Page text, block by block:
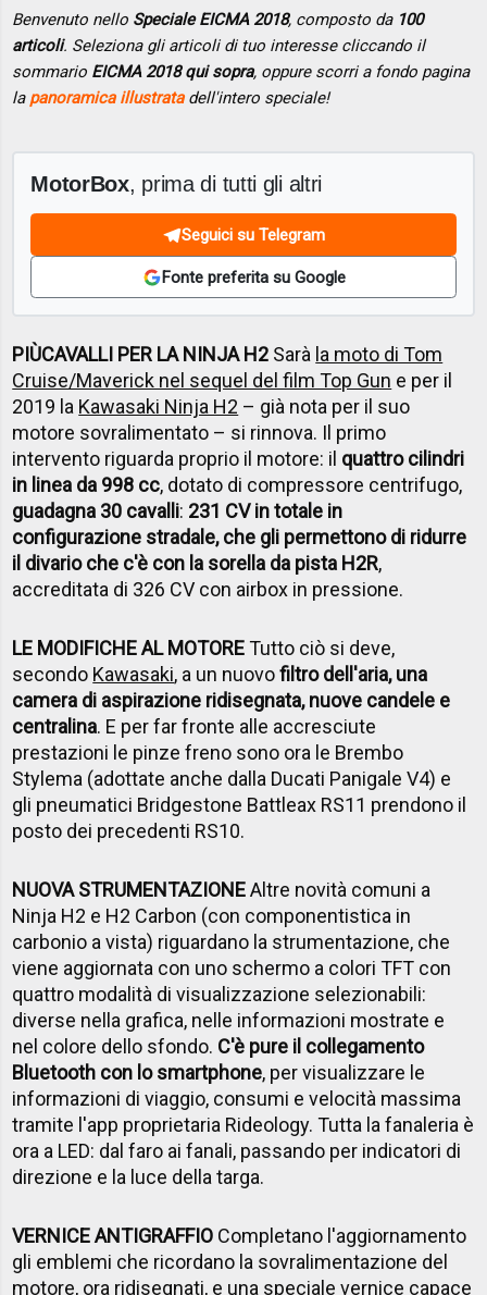
Benvenuto nello Speciale EICMA 2018, composto da 100
articoli. Seleziona gli articoli di tuo interesse cliccando il
sommario EICMA 2018 qui sopra, oppure scorri a fondo pagina
la panoramica illustratadell'intero speciale!
MotorBox, prima di tutti gli altri
Seguici su Telegram
Fonte preferita su Google
PIÙCAVALLI PER LA NINJA H2 Sarà la moto di Tom
Cruise/Maverick nel sequel del film Top Gun e per il
2019 la Kawasaki Ninja H2 – già nota per il suo
motore sovralimentato – si rinnova. Il primo
intervento riguarda proprio il motore: il quattro cilindri
in linea da 998 cc, dotato di compressore centrifugo,
guadagna 30 cavalli: 231 CV in totale in
configurazione stradale, che gli permettono di ridurre
il divario che c'è con la sorella da pista H2R,
accreditata di 326 CV con airbox in pressione.
LE MODIFICHE AL MOTORETutto ciò si deve,
secondo Kawasaki, a un nuovofiltro dell'aria, una
camera di aspirazione ridisegnata, nuove candele e
centralina. E per far fronte alle accresciute
prestazioni le pinze freno sono ora le Brembo
Stylema (adottate anche dalla Ducati Panigale V4) e
gli pneumatici Bridgestone Battleax RS11 prendono il
posto dei precedenti RS10.
NUOVA STRUMENTAZIONEAltre novità comuni a
Ninja H2 e H2 Carbon (con componentistica in
carbonio a vista) riguardano la strumentazione, che
viene aggiornata con uno schermo a colori TFT con
quattro modalità di visualizzazione selezionabili:
diverse nella grafica, nelle informazioni mostrate e
nel colore dello sfondo. C'è pure il collegamento
Bluetooth con lo smartphone, per visualizzare le
informazioni di viaggio, consumi e velocità massima
tramite l'app proprietaria Rideology. Tutta la fanaleria è
ora a LED: dal faro ai fanali, passando per indicatori di
direzione e la luce della targa.
VERNICE ANTIGRAFFIO Completano l'aggiornamento
gli emblemi che ricordano la sovralimentazione del
motore, ora ridisegnati, e una speciale vernice capace